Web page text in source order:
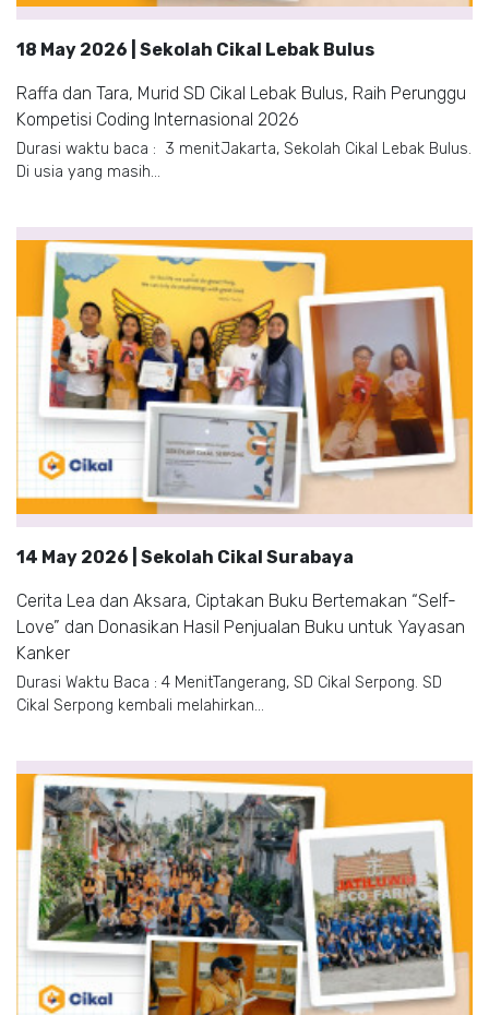
18 May 2026 | Sekolah Cikal Lebak Bulus
Raffa dan Tara, Murid SD Cikal Lebak Bulus, Raih Perunggu
Kompetisi Coding Internasional 2026
Durasi waktu baca : 3 menitJakarta, Sekolah Cikal Lebak Bulus.
Di usia yang masih...
14 May 2026 | Sekolah Cikal Surabaya
Cerita Lea dan Aksara, Ciptakan Buku Bertemakan “Self-
Love” dan Donasikan Hasil Penjualan Buku untuk Yayasan
Kanker
Durasi Waktu Baca : 4 MenitTangerang, SD Cikal Serpong. SD
Cikal Serpong kembali melahirkan...